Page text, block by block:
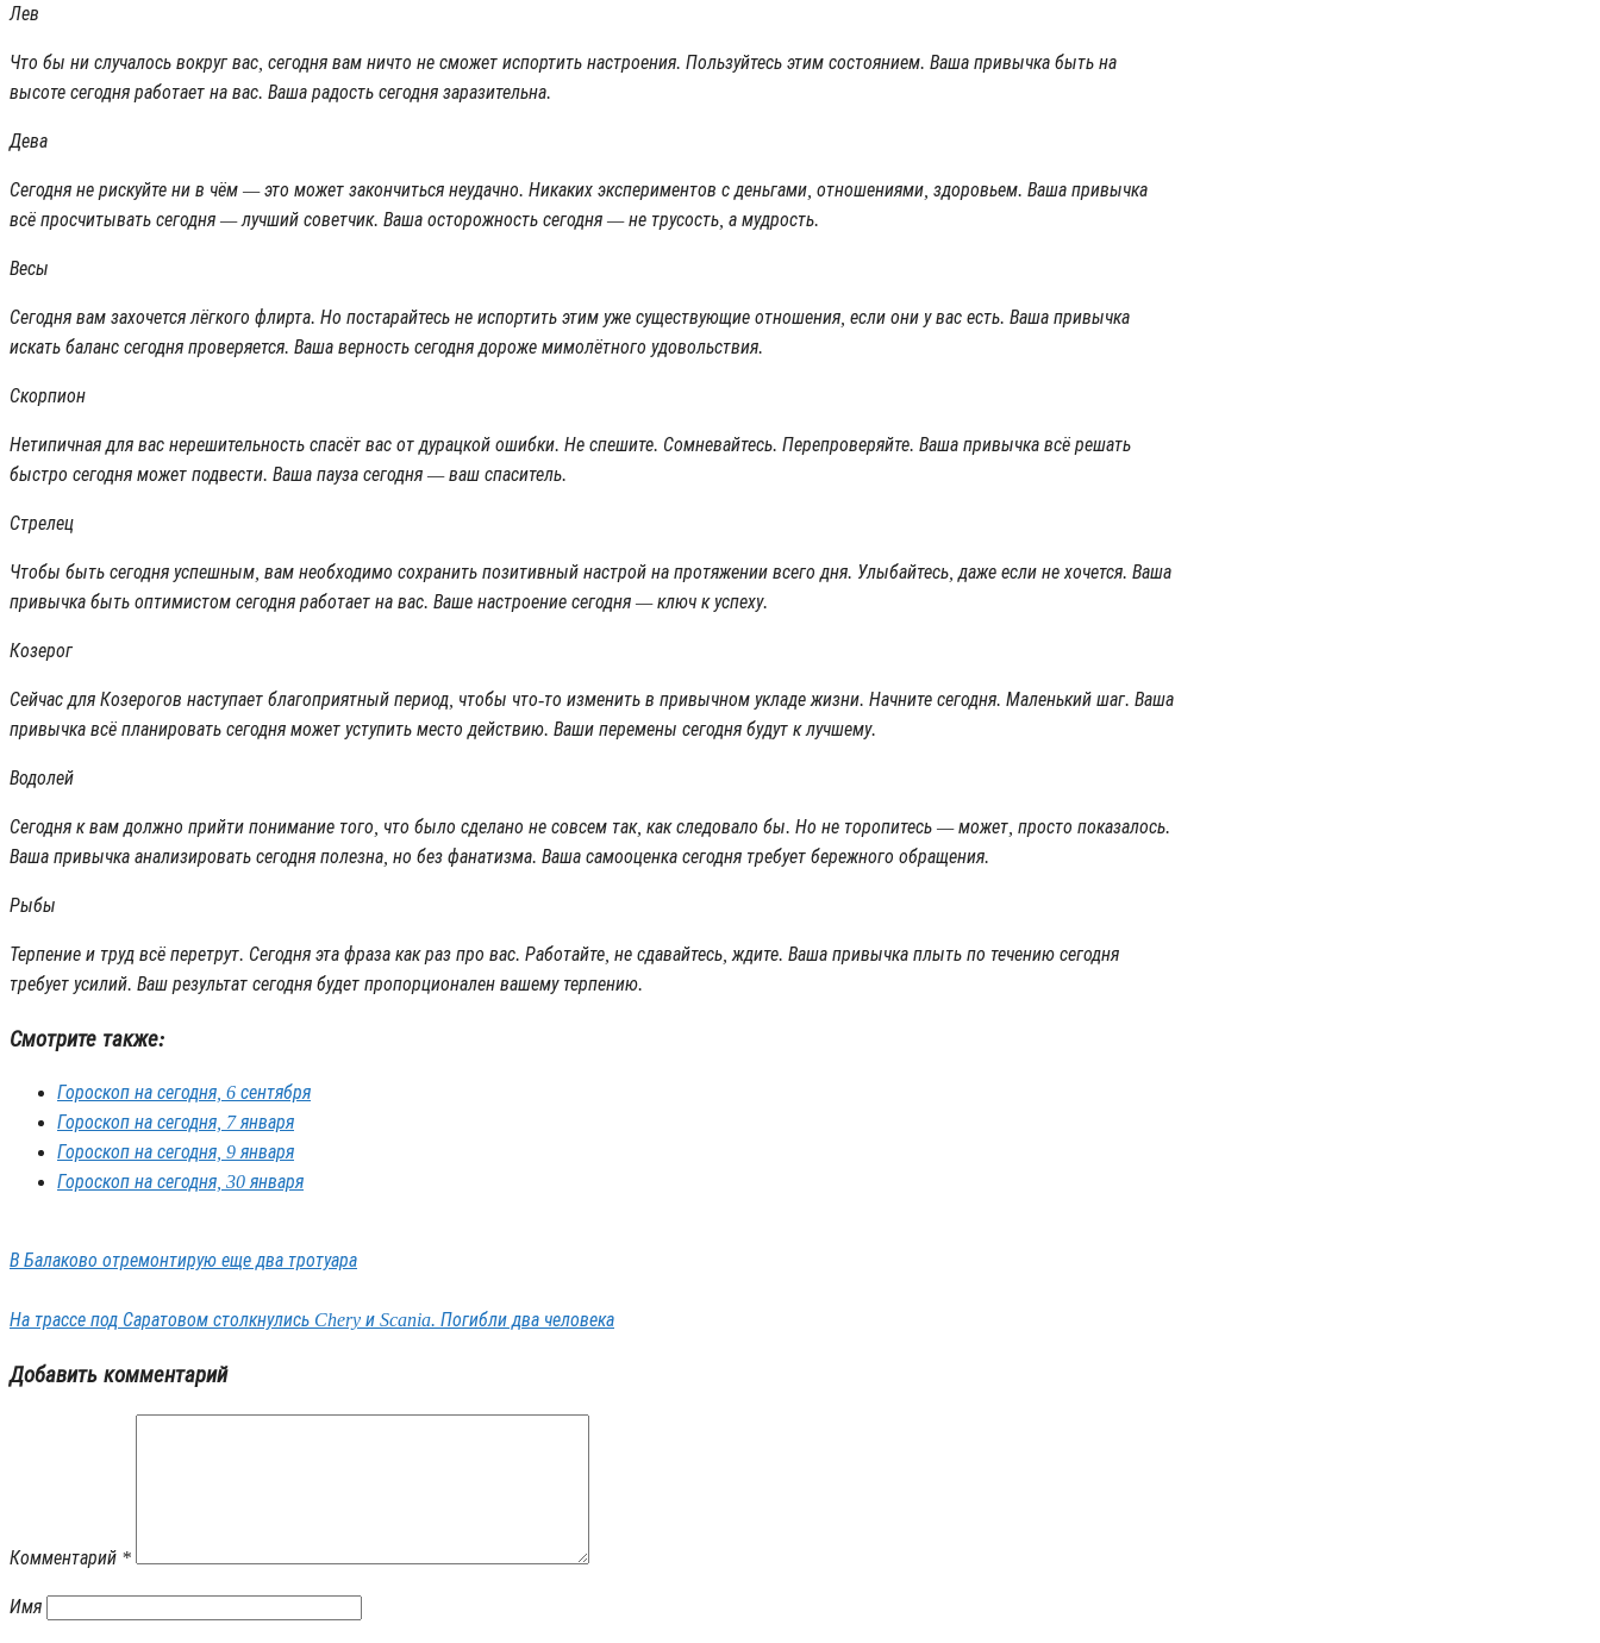
Лев
Что бы ни случалось вокруг вас, сегодня вам ничто не сможет испортить настроения. Пользуйтесь этим состоянием. Ваша привычка быть на
высоте сегодня работает на вас. Ваша радость сегодня заразительна.
Дева
Сегодня не рискуйте ни в чём — это может закончиться неудачно. Никаких экспериментов с деньгами, отношениями, здоровьем. Ваша привычка
всё просчитывать сегодня — лучший советчик. Ваша осторожность сегодня — не трусость, а мудрость.
Весы
Сегодня вам захочется лёгкого флирта. Но постарайтесь не испортить этим уже существующие отношения, если они у вас есть. Ваша привычка
искать баланс сегодня проверяется. Ваша верность сегодня дороже мимолётного удовольствия.
Скорпион
Нетипичная для вас нерешительность спасёт вас от дурацкой ошибки. Не спешите. Сомневайтесь. Перепроверяйте. Ваша привычка всё решать
быстро сегодня может подвести. Ваша пауза сегодня — ваш спаситель.
Стрелец
Чтобы быть сегодня успешным, вам необходимо сохранить позитивный настрой на протяжении всего дня. Улыбайтесь, даже если не хочется. Ваша
привычка быть оптимистом сегодня работает на вас. Ваше настроение сегодня — ключ к успеху.
Козерог
Сейчас для Козерогов наступает благоприятный период, чтобы что-то изменить в привычном укладе жизни. Начните сегодня. Маленький шаг. Ваша
привычка всё планировать сегодня может уступить место действию. Ваши перемены сегодня будут к лучшему.
Водолей
Сегодня к вам должно прийти понимание того, что было сделано не совсем так, как следовало бы. Но не торопитесь — может, просто показалось.
Ваша привычка анализировать сегодня полезна, но без фанатизма. Ваша самооценка сегодня требует бережного обращения.
Рыбы
Терпение и труд всё перетрут. Сегодня эта фраза как раз про вас. Работайте, не сдавайтесь, ждите. Ваша привычка плыть по течению сегодня
требует усилий. Ваш результат сегодня будет пропорционален вашему терпению.
Смотрите также:
Гороскоп на сегодня, 6 сентября
Гороскоп на сегодня, 7 января
Гороскоп на сегодня, 9 января
Гороскоп на сегодня, 30 января
В Балаково отремонтирую еще два тротуара
На трассе под Саратовом столкнулись Chery и Scania. Погибли два человека
Добавить комментарий
Комментарий *
Имя